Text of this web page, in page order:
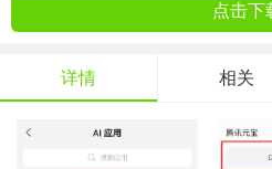
点击下
详情 相关